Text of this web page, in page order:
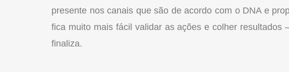
presente nos canais que são de acordo com o DNA e
fica muito mais fácil validar as ações e colher resultados
finaliza.